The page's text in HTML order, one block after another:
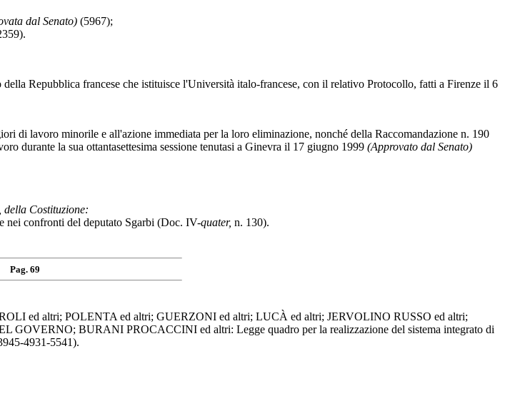
dal Senato) (5967);
Repubblica francese che istituisce l'Università italo-francese, con il relativo Protocollo, fatti a Firenze il 6
di lavoro minorile e all'azione immediata per la loro eliminazione, nonché della Raccomandazione n. 190
durante la sua ottantasettesima sessione tenutasi a Ginevra il 17 giugno 1999 (Approvato dal Senato)
Costituzione:
nei confronti del deputato Sgarbi (Doc. IV-quater, n. 130).
Pag. 69
ed altri; POLENTA ed altri; GUERZONI ed altri; LUCÀ ed altri; JERVOLINO RUSSO ed altri;
BURANI PROCACCINI ed altri: Legge quadro per la realizzazione del sistema integrato di
4931-5541).